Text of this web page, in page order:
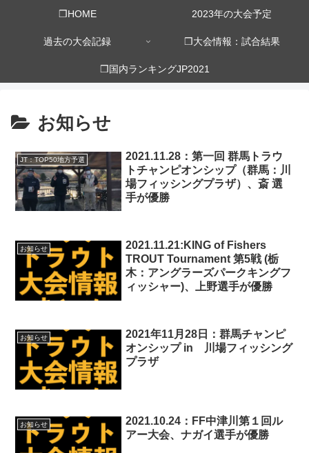
❒HOME 2023年の大会予定
過去の大会記録 ❒大会情報：試合結果
❒国内ランキングJP2021
お知らせ
JT：TOP50地方予選
2021.11.28：第一回 群馬トラウ
トチャンピオンシップ（群馬：川
場フィッシングプラザ）、斎 選
手が優勝
お知らせ
2021.11.21:KING of Fishers
TROUT Tournament 第5戦 (栃
木：アングラーズパークキングフ
ィッシャー)、上野選手が優勝
お知らせ
2021年11月28日：群馬チャンピ
オンシップ in 川場フィッシング
プラザ
お知らせ
2021.10.24：FF中津川第１回ル
アー大会、ナガイ選手が優勝